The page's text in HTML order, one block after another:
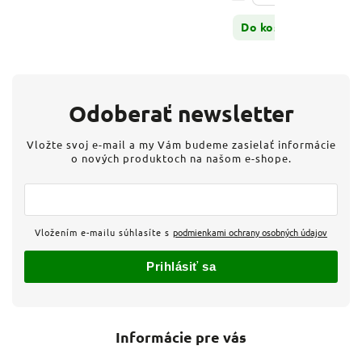
Do košíka
Informácie pre vás
Odoberať newsletter
Vložte svoj e-mail a my Vám budeme zasielať informácie
o nových produktoch na našom e-shope.
Vložením e-mailu súhlasíte s podmienkami ochrany osobných údajov
Prihlásiť sa